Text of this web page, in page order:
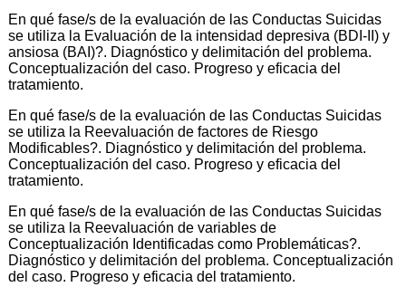
En qué fase/s de la evaluación de las Conductas Suicidas
se utiliza la Evaluación de la intensidad depresiva (BDI-II) y
ansiosa (BAI)?. Diagnóstico y delimitación del problema.
Conceptualización del caso. Progreso y eficacia del
tratamiento.
En qué fase/s de la evaluación de las Conductas Suicidas
se utiliza la Reevaluación de factores de Riesgo
Modificables?. Diagnóstico y delimitación del problema.
Conceptualización del caso. Progreso y eficacia del
tratamiento.
En qué fase/s de la evaluación de las Conductas Suicidas
se utiliza la Reevaluación de variables de
Conceptualización Identificadas como Problemáticas?.
Diagnóstico y delimitación del problema. Conceptualización
del caso. Progreso y eficacia del tratamiento.